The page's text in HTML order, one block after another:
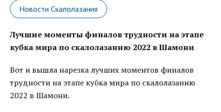
Новости Скалолазания
Лучшие моменты финалов трудности на этапе
кубка мира по скалолазанию 2022 в Шамони
Вот и вышла нарезка лучших моментов финалов
трудности на этапе кубка мира по скалолазанию
2022 в Шамони.